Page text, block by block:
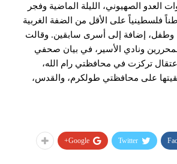
العدو الصهيوني، الليلة الماضية وفجر
الخميس، 22 مواطناً فلسطينياً على الأقل من الضفة الغربية
وطفل، إضافة إلى أسرى سابقين. وقالت
ونادي الأسير، في بيان صحفي
تركزت في محافظتي رام الله،
على محافظتي طولكرم، والقدس،
Twitter
Google+